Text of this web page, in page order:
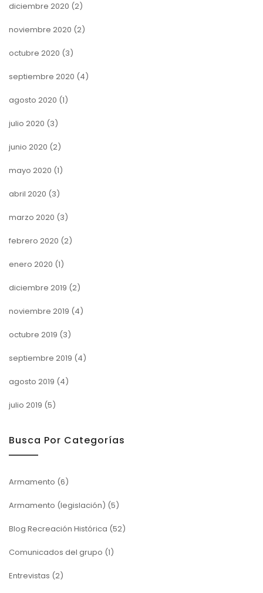
diciembre 2020 (2)
noviembre 2020 (2)
octubre 2020 (3)
septiembre 2020 (4)
agosto 2020 (1)
julio 2020 (3)
junio 2020 (2)
mayo 2020 (1)
abril 2020 (3)
marzo 2020 (3)
febrero 2020 (2)
enero 2020 (1)
diciembre 2019 (2)
noviembre 2019 (4)
octubre 2019 (3)
septiembre 2019 (4)
agosto 2019 (4)
julio 2019 (5)
Busca Por Categorías
Armamento (6)
Armamento (legislación) (5)
Blog Recreación Histórica (52)
Comunicados del grupo (1)
Entrevistas (2)